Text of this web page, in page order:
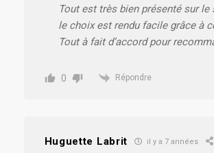
Tout est très bien présenté sur le
le choix est rendu facile grâce à
Tout à fait d’accord pour
0 Répondre
Huguette Labrit il y a 7 années